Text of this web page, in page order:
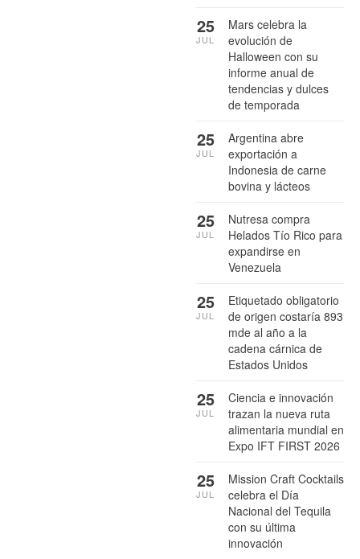
Mars celebra la
evolución de
Halloween con su
informe anual de
tendencias y dulces
de temporada
25
JUL
Argentina abre
exportación a
Indonesia de carne
bovina y lácteos
25
JUL
Nutresa compra
Helados Tío Rico para
expandirse en
Venezuela
25
JUL
Etiquetado obligatorio
de origen costaría 893
mde al año a la
cadena cárnica de
Estados Unidos
25
JUL
Ciencia e innovación
trazan la nueva ruta
alimentaria mundial en
Expo IFT FIRST 2026
25
JUL
Mission Craft Cocktails
celebra el Día
Nacional del Tequila
con su última
innovación
25
JUL